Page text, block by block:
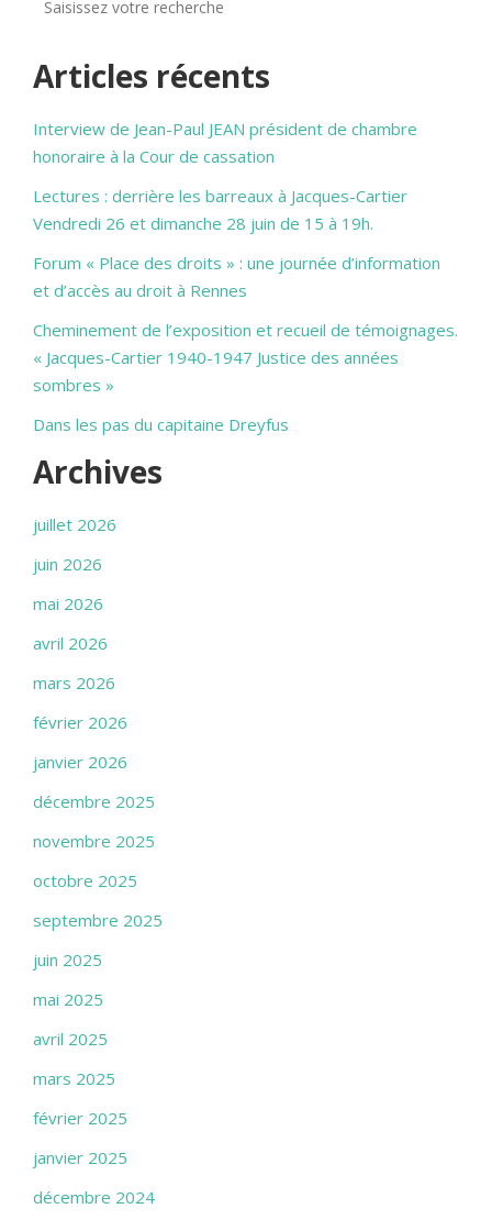
Articles récents
Interview de Jean-Paul JEAN président de chambre
honoraire à la Cour de cassation
Lectures : derrière les barreaux à Jacques-Cartier
Vendredi 26 et dimanche 28 juin de 15 à 19h.
Forum « Place des droits » : une journée d’information
et d’accès au droit à Rennes
Cheminement de l’exposition et recueil de témoignages.
« Jacques-Cartier 1940-1947 Justice des années
sombres »
Dans les pas du capitaine Dreyfus
Archives
juillet 2026
juin 2026
mai 2026
avril 2026
mars 2026
février 2026
janvier 2026
décembre 2025
novembre 2025
octobre 2025
septembre 2025
juin 2025
mai 2025
avril 2025
mars 2025
février 2025
janvier 2025
décembre 2024